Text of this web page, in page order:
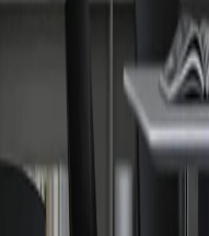
Посетителски